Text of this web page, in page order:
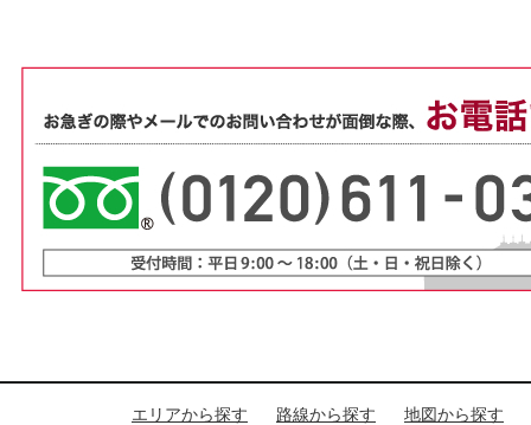
エリアから探す 路線から探す 地図から探す